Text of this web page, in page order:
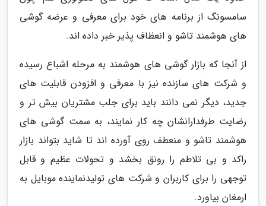
سامسونگ از برنامه های خود برای معرفی و عرضه گوشی
های هوشمند تاشو و انعظاف پذیر خبر داده اند.
از آنجا که بازار گوشی های هوشمند به مرحله اشباع رسیده
و شرکت های سازنده نیز با معرفی و افزودن قابلیت های
جدید، دیگر نمی دانند باید برای جلب مشتریان بیش تر و
رضایت طرفدارانشان چه کار نمایند، به سمت گوشی های
هوشمند تاشو و منعطف روی آورده اند تا شاید بتواند بازار
راکد و بی تلاطم را رونق بخشد و تحولات عظیم و قابل
توجهی را برای کاربران و شرکت های تولیدنماینده موبایل به
ارمغان بیاورد.